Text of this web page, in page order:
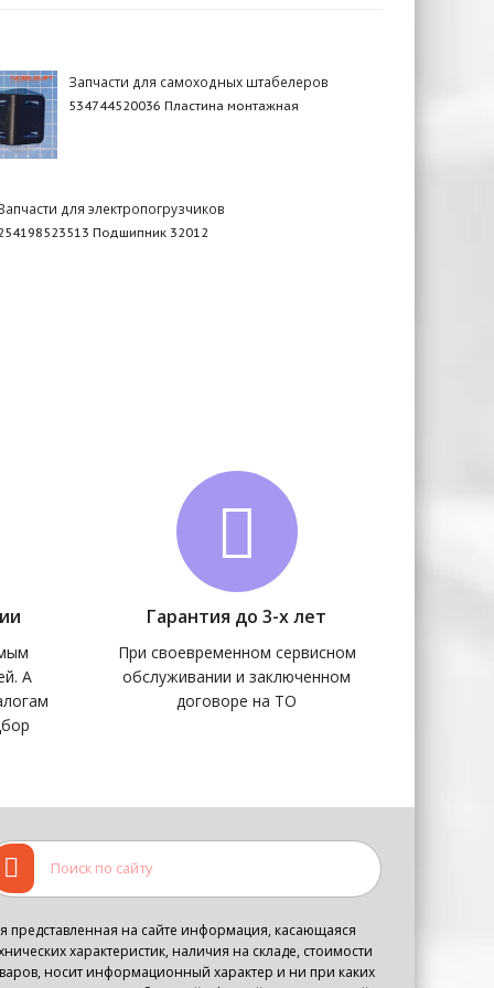
Запчасти для самоходных штабелеров
534744520036 Пластина монтажная
для электропогрузчиков
Подшипник 32012
А
Гарантия до 3-х лет
При своевременном сервисном
обслуживании и заключенном
договоре на ТО
представленная на сайте информация, касающаяся
характеристик, наличия на складе, стоимости
носит информационный характер и ни при каких